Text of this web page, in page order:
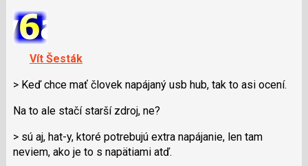
názor.
K
navigaci
lze
použít
klávesy
pro
následující
Vít Šesták
> Keď chce mať človek napájaný usb hub, tak to asi ocení.
Na to ale stačí starší zdroj, ne?
> sú aj, hat-y, ktoré potrebujú extra napájanie, len tam
neviem, ako je to s napätiami atď.